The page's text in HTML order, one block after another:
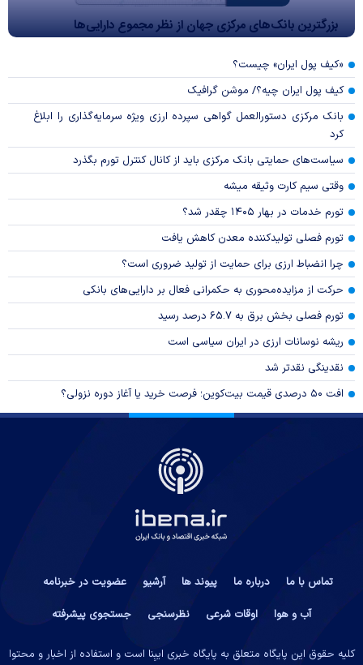
بزرگترین بانک‌های مرکزی جهان از نظر مجموع دارایی‌ها
«کیف پول ایران» چیست؟
کیف پول ایران چیه؟/ موشن گرافیک
بانک مرکزی دستورالعمل گواهی سپرده ارزی ویژه سرمایه‌گذاری را ابلاغ
کرد
سیاست‌های حمایتی بانک مرکزی باید از کانال کنترل تورم بگذرد
وقتی سیم کارت وثیقه میشه
تورم خدمات در بهار ۱۴۰۵ چقدر شد؟
تورم فصلی تولیدکننده معدن کاهش یافت
چرا انضباط ارزی برای حمایت از تولید ضروری است؟
حرکت از مزایده‌محوری به حکمرانی فعال بر دارایی‌های بانکی
تورم فصلی بخش برق به ۶۵.۷ درصد رسید
ریشه نوسانات ارزی در ایران سیاسی است
نقدینگی نقدتر شد
افت ۵۰ درصدی قیمت بیت‌کوین؛ فرصت خرید یا آغاز دوره نزولی؟
تماس با ما درباره ما پیوند ها آرشیو
عضویت در خبرنامه
آب و هوا
اوقات شرعی نظرسنجی جستجوی پیشرفته
کلیه حقوق این پایگاه متعلق به پایگاه خبری ایبِنا است و استفاده از اخبار و محتوا